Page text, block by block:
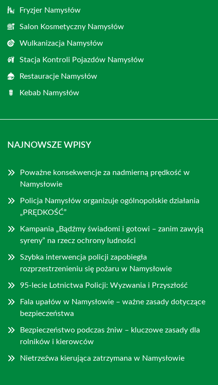
Fryzjer Namysłów
Salon Kosmetyczny Namysłów
Wulkanizacja Namysłów
Stacja Kontroli Pojazdów Namysłów
Restauracje Namysłów
Kebab Namysłów
NAJNOWSZE WPISY
Poważne konsekwencje za nadmierną prędkość w
Namysłowie
Policja Namysłów organizuje ogólnopolskie działania
„PRĘDKOŚĆ”
Kampania „Bądźmy świadomi i gotowi – zanim zawyją
syreny” na rzecz ochrony ludności
Szybka interwencja policji zapobiegła
rozprzestrzenieniu się pożaru w Namysłowie
95-lecie Lotnictwa Policji: Wyzwania i Przyszłość
Fala upałów w Namysłowie – ważne zasady dotyczące
bezpieczeństwa
Bezpieczeństwo podczas żniw – kluczowe zasady dla
rolników i kierowców
Nietrzeźwa kierująca zatrzymana w Namysłowie